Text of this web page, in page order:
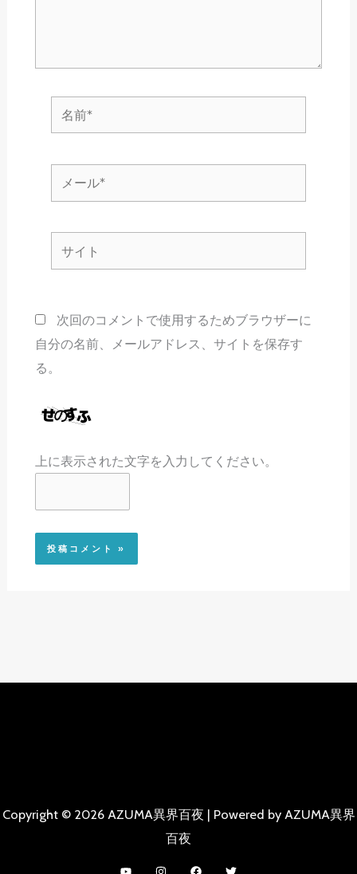
前
ー
イ
次回のコメントで使用するためブラウザーに
自分の名前、メールアドレス、サイトを保存す
る。
上に表示された文字を入力してください。
Copyright © 2026 AZUMA異界百夜 | Powered by AZUMA異界
百夜